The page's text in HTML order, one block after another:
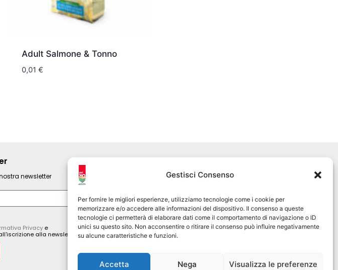
Gestisci Consenso
Per fornire le migliori esperienze, utilizziamo tecnologie come i cookie per
memorizzare e/o accedere alle informazioni del dispositivo. Il consenso a queste
tecnologie ci permetterà di elaborare dati come il comportamento di navigazione o ID
unici su questo sito. Non acconsentire o ritirare il consenso può influire negativamente
su alcune caratteristiche e funzioni.
Accetta Nega Visualizza le preferenze
Adult Salmone & Tonno
0,01 €
newsletter
Privacy e
alla newsletter.
pet360official
@pet360_official
pet breeder channel